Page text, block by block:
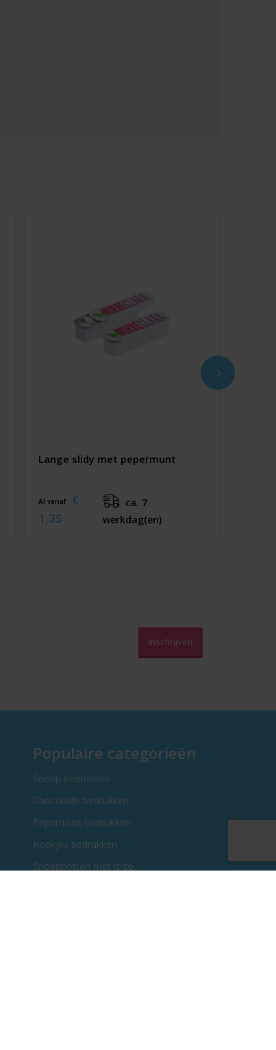
Lange slidy met pepermunt
Al vanaf
€
1,35
ca. 7
werkdag(en)
Populaire categorieën
Snoep bedrukken
Chocolade bedrukken
Pepermunt bedrukken
Koekjes bedrukken
Snoeppotten met logo